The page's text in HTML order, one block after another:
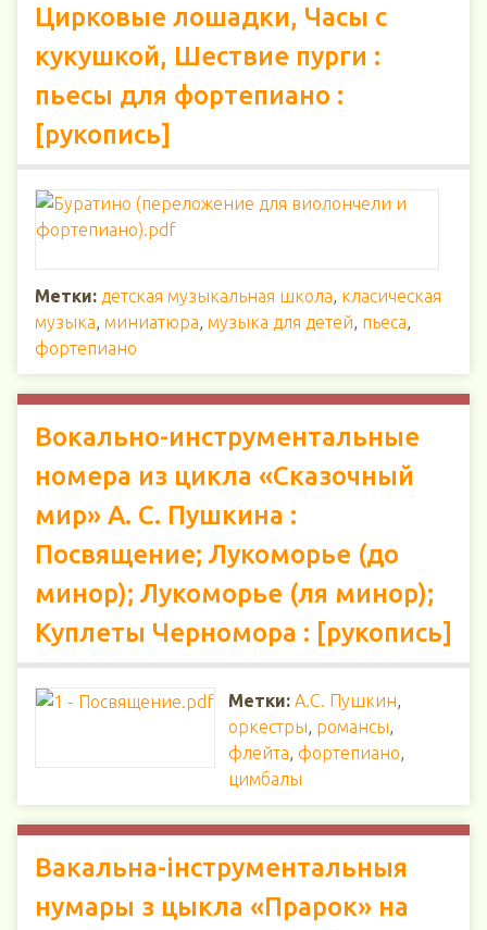
Цирковые лошадки, Часы с
кукушкой, Шествие пурги :
пьесы для фортепиано :
[рукопись]
Метки: детская музыкальная школа, класическая
музыка, миниатюра, музыка для детей, пьеса,
фортепиано
Вокально-инструментальные
номера из цикла «Сказочный
мир» А. С. Пушкина :
Посвящение; Лукоморье (до
минор); Лукоморье (ля минор);
Куплеты Черномора : [рукопись]
Метки: А.С. Пушкин,
оркестры, романсы,
флейта, фортепиано,
цимбалы
Вакальна-інструментальныя
нумары з цыкла «Прарок» на